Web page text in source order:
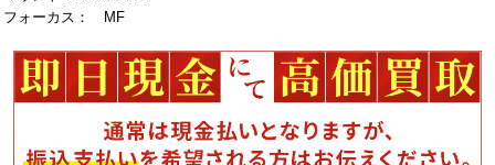
フォーカス： MF